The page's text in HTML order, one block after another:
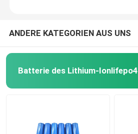
ANDERE KATEGORIEN AUS UNS
Batterie des Lithium-Ionlifepo4